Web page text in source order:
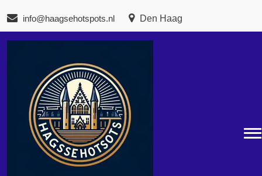
de
inhoud
info@haagsehotspots.nl Den Haag